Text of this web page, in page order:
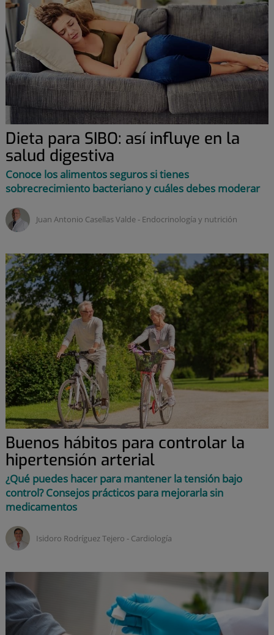
Dieta para SIBO: así influye en la
salud digestiva
Conoce los alimentos seguros si tienes
sobrecrecimiento bacteriano y cuáles debes moderar
Juan Antonio Casellas Valde ‑ endocrinología y nutrición
Buenos hábitos para controlar la
hipertensión arterial
¿Qué puedes hacer para mantener la tensión bajo
control? Consejos prácticos para mejorarla sin
medicamentos
Isidoro Rodríguez Tejero ‑ Cardiología